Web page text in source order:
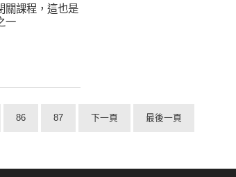
關課程，這也是
一
86 87 下一頁 最後一頁